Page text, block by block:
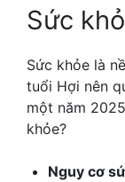
Sức
Sức khỏe là
tuổi Hợi nên
một năm
khỏe?
Nguy cơ